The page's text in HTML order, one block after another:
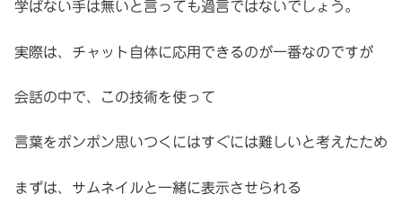
学ばない手は無いと言っても過言ではないでしょう。
実際は、チャット自体に応用できるのが一番なのですが
会話の中で、この技術を使って
言葉をポンポン思いつくにはすぐには難しいと考えたため
まずは、サムネイルと一緒に表示させられる